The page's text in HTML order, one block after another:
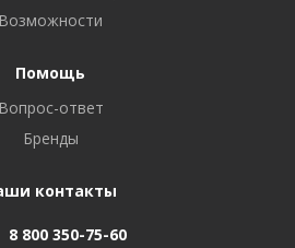
Возможности
Помощь
Вопрос-ответ
Бренды
контакты
8 800 350-75-60